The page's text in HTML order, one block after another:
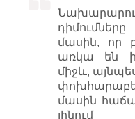
մասին, որ
առկա են
միջև, այնպես
մասին
լինում